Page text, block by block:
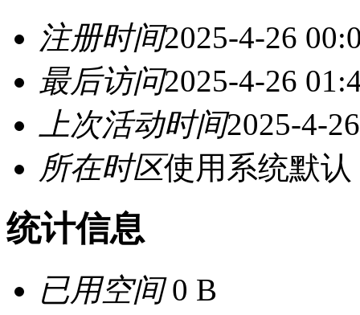
注册时间2025-4-26
最后访问2025-4-26
上次活动时间2025-4-
所在时区使用系统默认
统计信息
已用空间0 B